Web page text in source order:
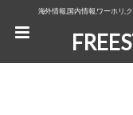
海外情報,国内情報,ワーホリ,